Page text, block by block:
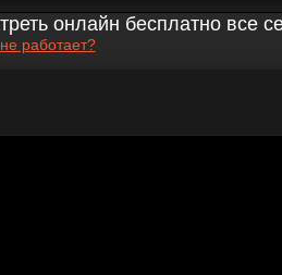
онлайн бесплатно все
работает?